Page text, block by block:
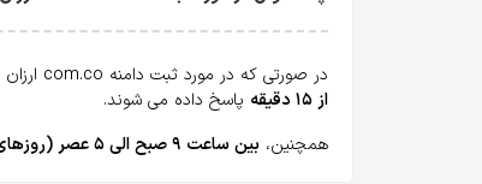
در صورتی که در مورد ثبت دامنه com.co ارزان سوالی دارید، همه روزه می‌توانید از طریق
از ۱۵ دقیقه
پاسخ داده می شوند.
همچنین، بین ساعت ۹ صبح الی ۵ عصر (روزهای غیر تعطیل)